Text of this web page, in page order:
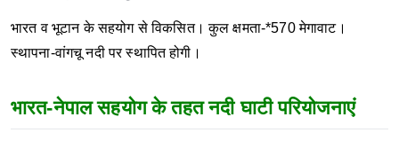
भारत व भूटान के सहयोग से विकसित। कुल क्षमता-*570 मेगावाट।
स्थापना-वांगचू नदी पर स्थापित होगी।
भारत-नेपाल सहयोग के तहत नदी घाटी परियोजनाएं